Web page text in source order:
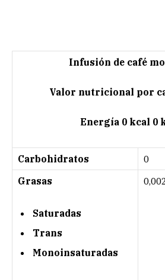
Infusión de café
Valor nutricional por
Energía 0 kcal 0
Carbohidratos
0
Grasas
Saturadas
Trans
Monoinsaturadas